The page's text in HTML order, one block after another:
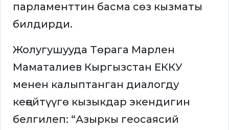
парламенттин басма сөз кызматы
билдирди.
Жолугушууда Төрага Марлен
Маматалиев Кыргызстан ЕККУ
менен калыптанган диалогду
кеңейтүүгө кызыкдар экендигин
белгилеп: “Азыркы геосаясий